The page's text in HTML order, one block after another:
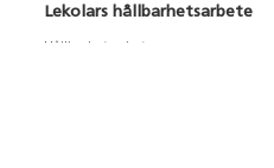
Lekolars hållbarhetsarbete